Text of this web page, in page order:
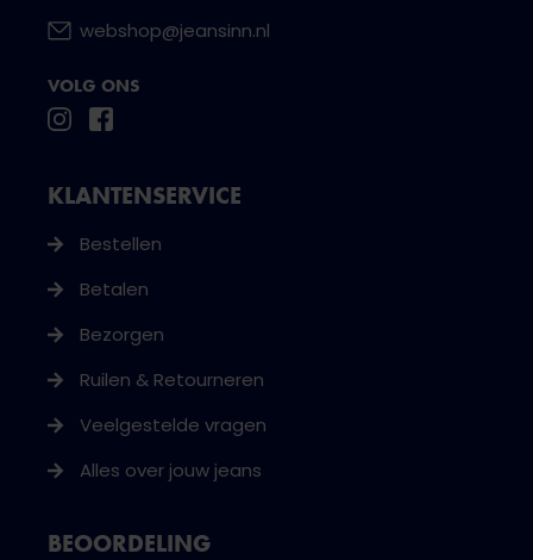
webshop@jeansinn.nl
VOLG ONS
KLANTENSERVICE
Bestellen
Betalen
Bezorgen
Ruilen & Retourneren
Veelgestelde vragen
Alles over jouw jeans
BEOORDELING